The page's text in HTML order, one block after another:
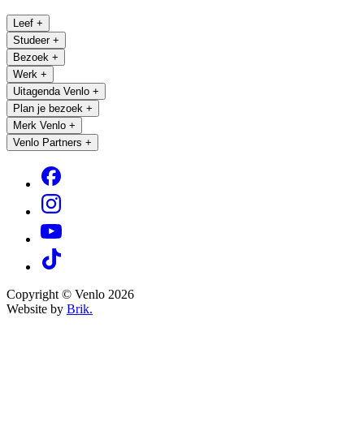
Leef +
Studeer +
Bezoek +
Werk +
Uitagenda Venlo +
Plan je bezoek +
Merk Venlo +
Venlo Partners +
Copyright © Venlo 2026
Website by Brik.